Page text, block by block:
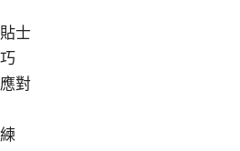
士
對